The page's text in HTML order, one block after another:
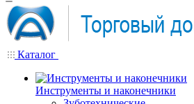
Каталог
Инструменты и наконечники